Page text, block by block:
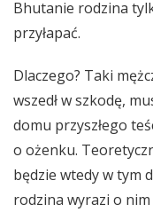
Bhutanie rodzina
przyłapać.
Dlaczego? Taki
wszedł w szkodę,
domu przyszłego
o ożenku.
będzie wtedy w tym
rodzina wyrazi o nim